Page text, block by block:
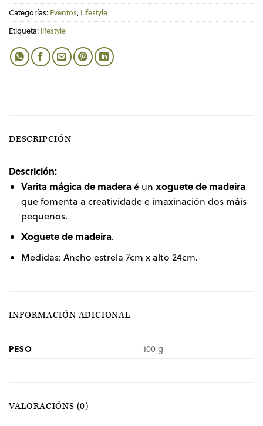
Categorías: Eventos, Lifestyle
Etiqueta: lifestyle
DESCRIPCIÓN
Descrición:
Varita mágica de maderaé un xoguete de madeira
que fomenta a creatividade e imaxinación dos máis
pequenos.
Xoguete de madeira.
Medidas: Ancho estrela 7cm x alto 24cm.
INFORMACIÓN ADICIONAL
PESO 100 g
VALORACIÓNS (0)